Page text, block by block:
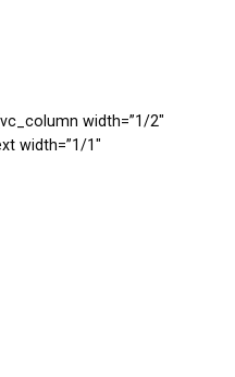
width=”1/2″
width=”1/1″